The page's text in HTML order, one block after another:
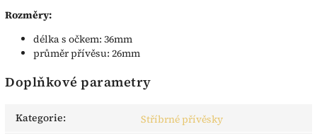
Rozměry:
délka s očkem: 36mm
průměr přívěsu: 26mm
Doplňkové parametry
Kategorie:
Stříbrné přívěsky